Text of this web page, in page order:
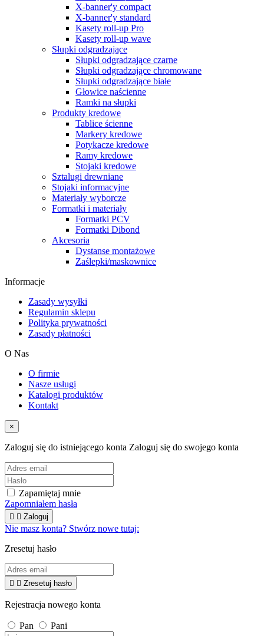
X-banner'y compact
X-banner'y standard
Kasety roll-up Pro
Kasety roll-up wave
Słupki odgradzające
Słupki odgradzające czarne
Słupki odgradzające chromowane
Słupki odgradzające białe
Głowice naścienne
Ramki na słupki
Produkty kredowe
Tablice ścienne
Markery kredowe
Potykacze kredowe
Ramy kredowe
Stojaki kredowe
Sztalugi drewniane
Stojaki informacyjne
Materiały wyborcze
Formatki i materiały
Formatki PCV
Formatki Dibond
Akcesoria
Dystanse montażowe
Zaślepki/maskownice
Informacje
Zasady wysyłki
Regulamin sklepu
Polityka prywatności
Zasady płatności
O Nas
O firmie
Nasze usługi
Katalogi produktów
Kontakt
×
Zaloguj się do istniejącego konta Zaloguj się do swojego konta
Zapamiętaj mnie
Zapomniałem hasła
  Zaloguj
Nie masz konta? Stwórz nowe tutaj:
Zresetuj hasło
  Zresetuj hasło
Rejestracja nowego konta
Pan Pani